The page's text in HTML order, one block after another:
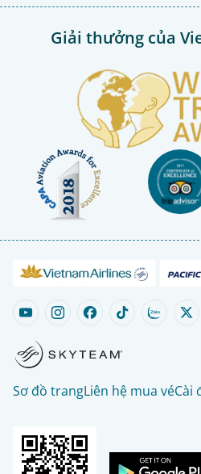
Giải thưởng của
Sơ đồ trangLiên hệ mua véCài